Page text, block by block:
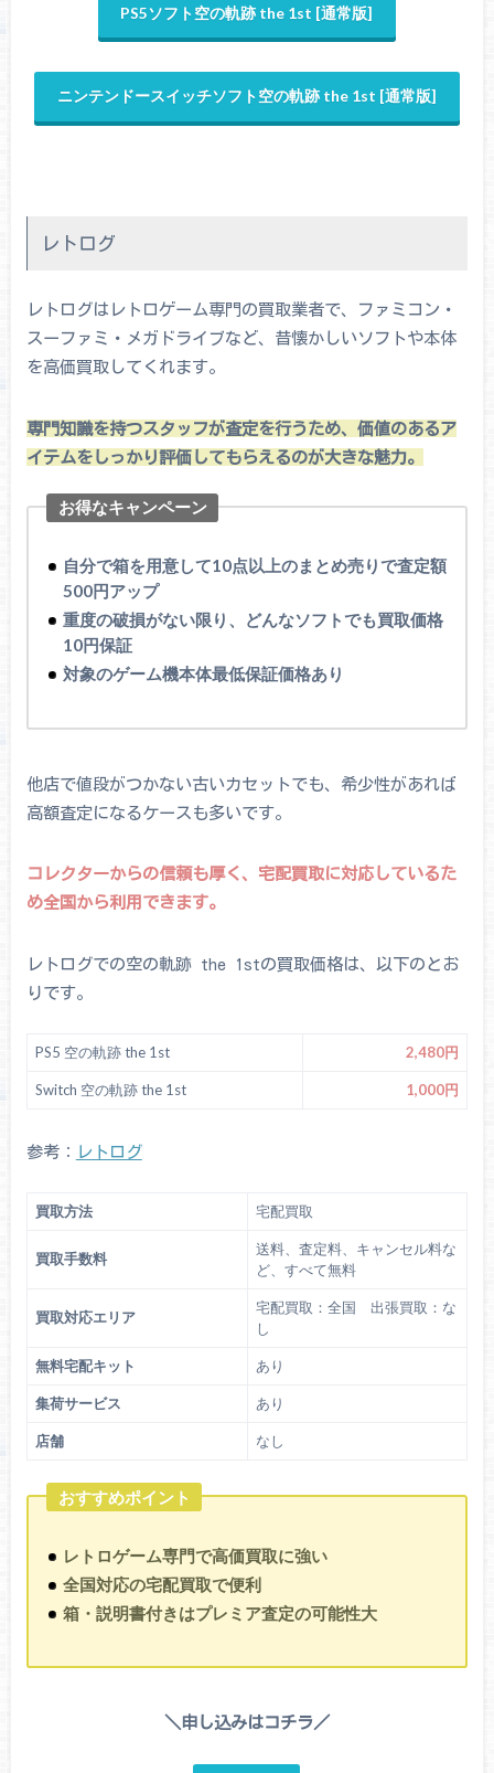
PS5ソフト空の軌跡 the 1st [通常版]
ニンテンドースイッチソフト空の軌跡 the 1st [通常版]
レトログ
レトログはレトロゲーム専門の買取業者で、ファミコン・
スーファミ・メガドライブなど、昔懐かしいソフトや本体
を高価買取してくれます。
専門知識を持つスタッフが査定を行うため、価値のあるア
イテムをしっかり評価してもらえるのが大きな魅力。
お得なキャンペーン
自分で箱を用意して10点以上のまとめ売りで査定額
500円アップ
重度の破損がない限り、どんなソフトでも買取価格
10円保証
対象のゲーム機本体最低保証価格あり
他店で値段がつかない古いカセットでも、希少性があれば
高額査定になるケースも多いです。
コレクターからの信頼も厚く、宅配買取に対応しているた
め全国から利用できます。
レトログでの空の軌跡 the 1stの買取価格は、以下のとお
りです。
PS5 空の軌跡 the 1st 2,480円
Switch 空の軌跡 the 1st 1,000円
参考： レトログ
買取方法 宅配買取
買取手数料
送料、査定料、キャンセル料な
ど、すべて無料
買取対応エリア
宅配買取：全国 出張買取：な
し
無料宅配キット あり
集荷サービス あり
店舗 なし
おすすめポイント
レトロゲーム専門で高価買取に強い
全国対応の宅配買取で便利
箱・説明書付きはプレミア査定の可能性大
＼申し込みはコチラ／